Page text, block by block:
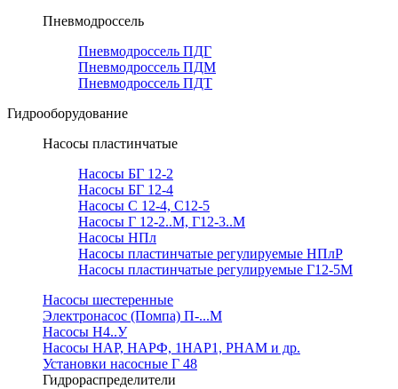
Пневмодроссель
Пневмодроссель ПДГ
Пневмодроссель ПДМ
Пневмодроссель ПДТ
Гидрооборудование
Насосы пластинчатые
Насосы БГ 12-2
Насосы БГ 12-4
Насосы С 12-4, С12-5
Насосы Г 12-2..М, Г12-3..М
Насосы НПл
Насосы пластинчатые регулируемые НПлР
Насосы пластинчатые регулируемые Г12-5М
Насосы шестеренные
Электронасос (Помпа) П-...М
Насосы Н4..У
Насосы НАР, НАРФ, 1НАР1, РНАМ и др.
Установки насосные Г 48
Гидрораспределители